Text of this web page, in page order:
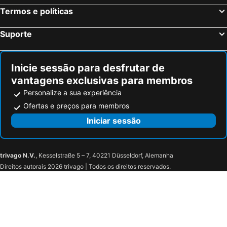
Hotel Spa La Terrassa
Hotel Sant Joan
Hostal La Fosca
Hotel Cala del Pi - Adults Only
GHT Xaloc
Hotel Costa Brava
Hotel La Malcontenta
Mas Gran de Cruïlles - Mas Rural - Hotel & Events
Hostal Sa Barraca
La Garriga Hotéis na praia
Riudellots de la Selva Hotéis na praia
Termos e políticas
Suporte
Inicie sessão para desfrutar de
vantagens exclusivas para membros
Personalize a sua experiência
Ofertas e preços para membros
Iniciar sessão
trivago N.V., Kesselstraße 5 – 7, 40221 Düsseldorf, Alemanha
Direitos autorais 2026 trivago | Todos os direitos reservados.